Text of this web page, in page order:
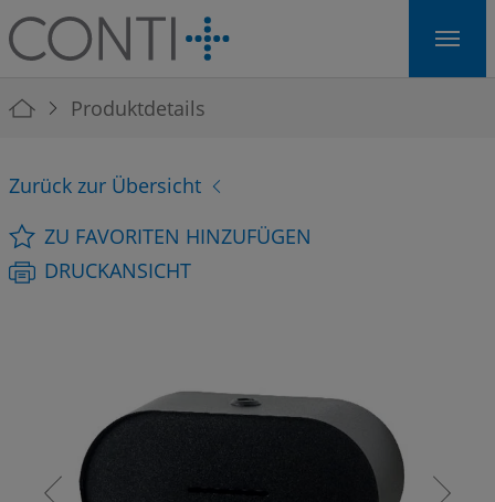
Skip to main navigation
Skip to main content
Skip to page footer
You are here:
Produktdetails
Zurück zur Übersicht
ZU FAVORITEN HINZUFÜGEN
DRUCKANSICHT